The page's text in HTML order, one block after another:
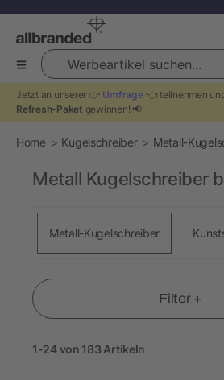
Werbeartikel suchen...
Jetzt an unserer 👉 Umfrage👈 teilnehmen
Refresh-Paket gewinnen! 📢
Home Kugelschreiber Metall-
Filter +
1-24 von 183 Artikeln
Metall Kugelschreiber
Metall-Kugelschreiber